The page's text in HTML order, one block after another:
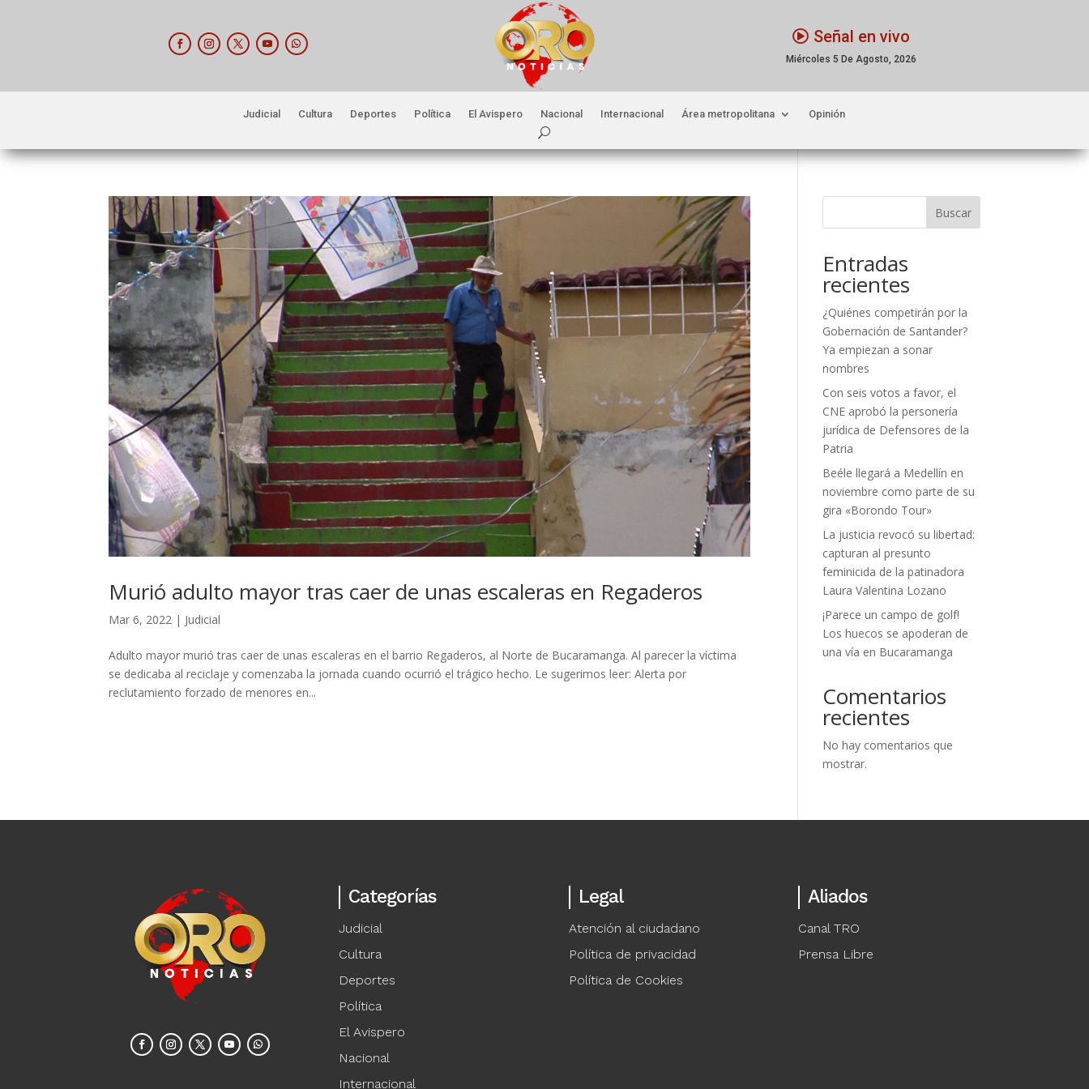
Señal en vivo
Miércoles 5 De Agosto, 2026
Judicial Cultura Deportes Política El Avispero Nacional Internacional Área metropolitana Opinión
Murió adulto mayor tras caer de unas escaleras en Regaderos
Mar 6, 2022 | Judicial
Adulto mayor murió tras caer de unas escaleras en el barrio Regaderos, al Norte de Bucaramanga. Al parecer la víctima
se dedicaba al reciclaje y comenzaba la jornada cuando ocurrió el trágico hecho. Le sugerimos leer: Alerta por
reclutamiento forzado de menores en...
Buscar
Entradas
recientes
¿Quiénes competirán por la
Gobernación de Santander?
Ya empiezan a sonar
nombres
Con seis votos a favor, el
CNE aprobó la personería
jurídica de Defensores de la
Patria
Beéle llegará a Medellín en
noviembre como parte de su
gira «Borondo Tour»
La justicia revocó su libertad:
capturan al presunto
feminicida de la patinadora
Laura Valentina Lozano
¡Parece un campo de golf!
Los huecos se apoderan de
una vía en Bucaramanga
Comentarios
recientes
No hay comentarios que
mostrar.
Categorías
Judicial
Cultura
Deportes
Política
El Avispero
Nacional
Internacional
Legal
Atención al ciudadano
Política de privacidad
Política de Cookies
Aliados
Canal TRO
Prensa Libre